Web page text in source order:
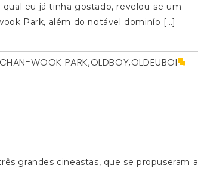
qual eu já tinha gostado, revelou-se um
Park, além do notável dominío […]
CHAN-WOOK PARK,OLDBOY,OLDEUBOI
grandes cineastas, que se propuseram a